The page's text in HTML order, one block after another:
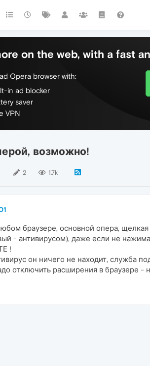
on the web, with a fast
Opera browser with:
in ad blocker
saver
VPN
возможно!
2 1.7k
браузере, основной опера,
- антивирусом), даже если не
!
он ничего не находит, служба
отключить расширения в браузере -